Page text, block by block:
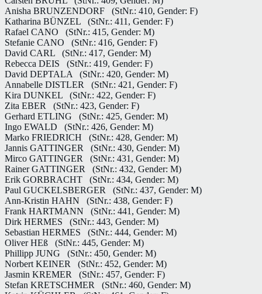
Anisha BRUNZENDORF
(StNr.: 410, Gender: F)
Katharina BÜNZEL
(StNr.: 411, Gender: F)
Rafael CANO
(StNr.: 415, Gender: M)
Stefanie CANO
(StNr.: 416, Gender: F)
David CARL
(StNr.: 417, Gender: M)
Rebecca DEIS
(StNr.: 419, Gender: F)
David DEPTALA
(StNr.: 420, Gender: M)
Annabelle DISTLER
(StNr.: 421, Gender: F)
Kira DUNKEL
(StNr.: 422, Gender: F)
Zita EBER
(StNr.: 423, Gender: F)
Gerhard ETLING
(StNr.: 425, Gender: M)
Ingo EWALD
(StNr.: 426, Gender: M)
Marko FRIEDRICH
(StNr.: 428, Gender: M)
Jannis GATTINGER
(StNr.: 430, Gender: M)
Mirco GATTINGER
(StNr.: 431, Gender: M)
Rainer GATTINGER
(StNr.: 432, Gender: M)
Erik GORBRACHT
(StNr.: 434, Gender: M)
Paul GUCKELSBERGER
(StNr.: 437, Gender: M)
Ann-Kristin HAHN
(StNr.: 438, Gender: F)
Frank HARTMANN
(StNr.: 441, Gender: M)
Dirk HERMES
(StNr.: 443, Gender: M)
Sebastian HERMES
(StNr.: 444, Gender: M)
Oliver HEß
(StNr.: 445, Gender: M)
Phillipp JUNG
(StNr.: 450, Gender: M)
Norbert KEINER
(StNr.: 452, Gender: M)
Jasmin KREMER
(StNr.: 457, Gender: F)
Stefan KRETSCHMER
(StNr.: 460, Gender: M)